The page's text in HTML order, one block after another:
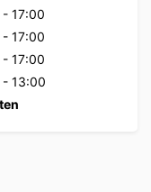
- 17:00
- 17:00
- 17:00
- 13:00